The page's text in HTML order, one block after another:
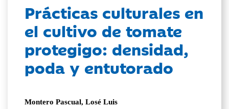
Prácticas culturales en
el cultivo de tomate
protegigo: densidad,
poda y entutorado
Montero Pascual, Losé Luis